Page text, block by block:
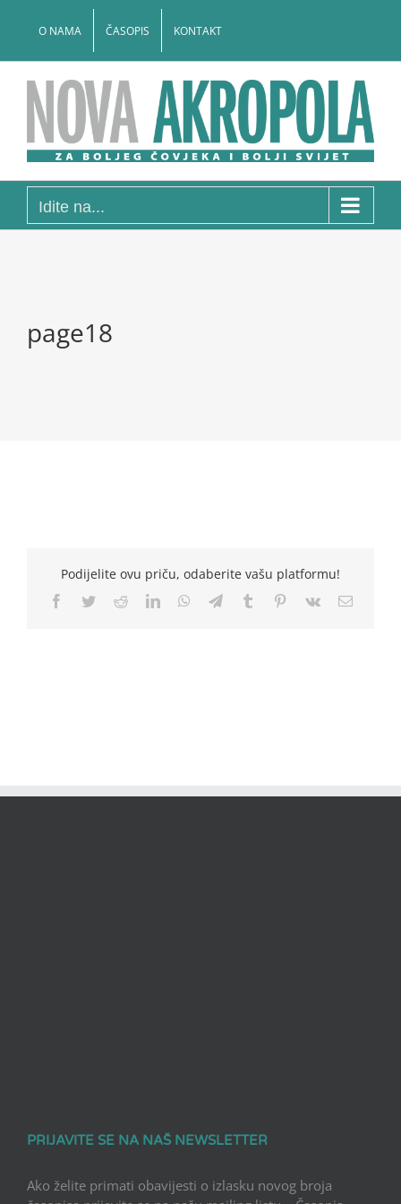
O NAMA ČASOPIS KONTAKT
Idite na...
page18
Podijelite ovu priču, odaberite vašu platformu!
Facebook
TwitterRedditLinkedInWhatsApp
TelegramTumblr Pinterest
Vk Email
PRIJAVITE SE NA NAŠ NEWSLETTER
Ako želite primati obavijesti o izlasku novog broja